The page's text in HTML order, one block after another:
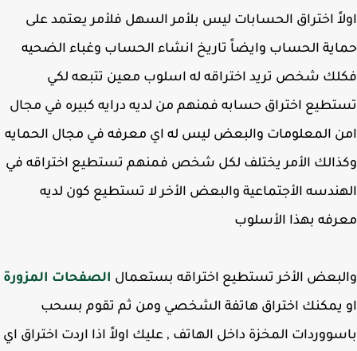
اختراق الحسابات ليس بلأمر السهل فلأمر يعتمد على
الحساب وايضاً تاريخ انشاء الحساب وغباء الضحيه
شخص تريد اختراقه له اسلوب معين تتبعه لكي
اختراق حسابه فمنهم من لديه درايه كبيره في مجال
المعلومات والبعض ليس له اي معرفه في مجال الحمايه
الأمر يختلف لكل شخص فمنهم تستطيع اختراقه في
الأجتماعية والبعض الأخر لا تستطيع كون لديه
بهذا الأسلوب
الأخر تستطيع اختراقه بستعمالالصفحات المزورة
يمكنك اختراق هاتفة الشخصي ومن ثم تقوم بسحب
المخزة داخل الهاتف , عليك اولاً اذا اردت اختراق اي